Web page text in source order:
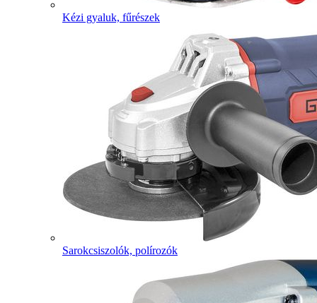
Kézi gyaluk, fűrészek
Sarokcsiszolók, polírozók